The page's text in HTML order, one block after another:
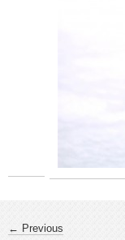
← Previous